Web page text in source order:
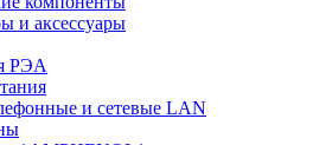
и аксессуары
РЭА
и сетевые LAN